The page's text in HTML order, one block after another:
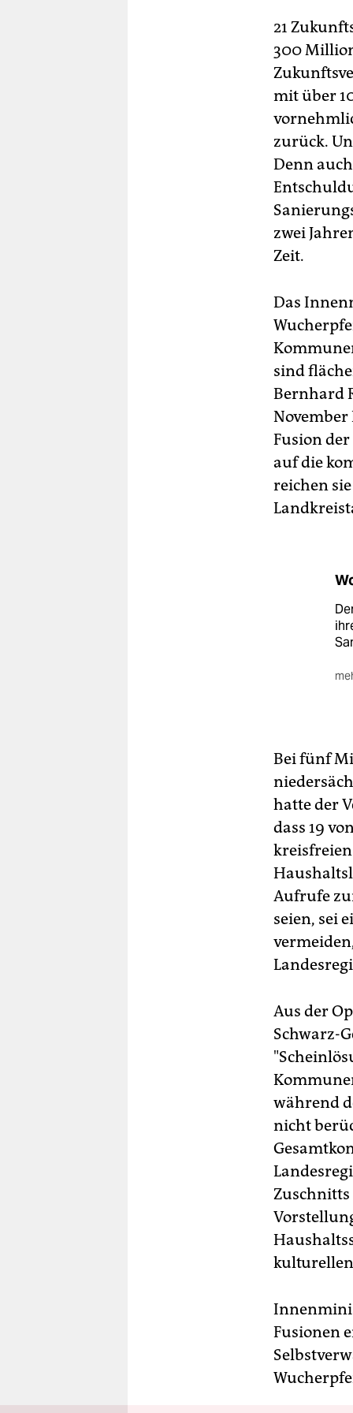
21
300
mit über
zurück.
Denn
zwei
Zeit.
Das
sind
Bernhard
Fusion
auf die
reichen
Bei fünf
hatte der
dass 19
Aufrufe
seien, sei
Aus der
Schwarz-
während
nicht
Zuschnitts
kulturellen
Fusionen